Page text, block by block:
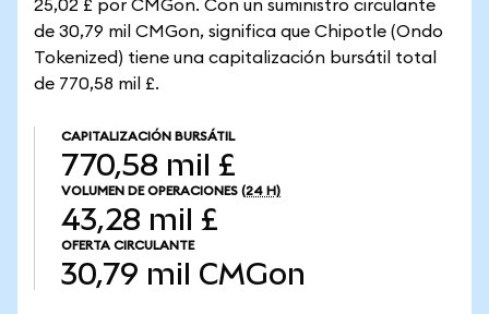
25,02 £ por CMGon. Con un suministro circulante
de 30,79 mil CMGon, significa que Chipotle (Ondo
Tokenized) tiene una capitalización bursátil total
de 770,58 mil £.
CAPITALIZACIÓN BURSÁTIL
770,58 mil £
VOLUMEN DE OPERACIONES (24 H)
43,28 mil £
OFERTA CIRCULANTE
30,79 mil CMGon